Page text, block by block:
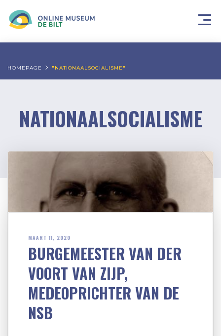
HOMEPAGE "NATIONAALSOCIALISME"
NATIONAALSOCIALISME
MAART 11, 2020
BURGEMEESTER VAN DER
VOORT VAN ZIJP,
MEDEOPRICHTER VAN DE
NSB